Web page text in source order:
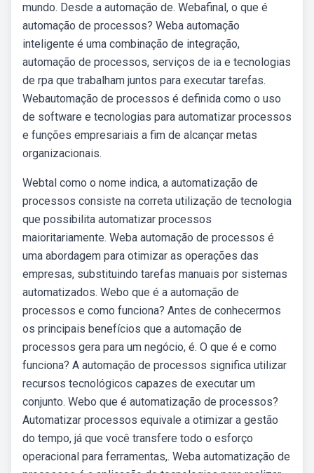
mundo. Desde a automação de. Webafinal, o que é
automação de processos? Weba automação
inteligente é uma combinação de integração,
automação de processos, serviços de ia e tecnologias
de rpa que trabalham juntos para executar tarefas.
Webautomação de processos é definida como o uso
de software e tecnologias para automatizar processos
e funções empresariais a fim de alcançar metas
organizacionais.
Webtal como o nome indica, a automatização de
processos consiste na correta utilização de tecnologia
que possibilita automatizar processos
maioritariamente. Weba automação de processos é
uma abordagem para otimizar as operações das
empresas, substituindo tarefas manuais por sistemas
automatizados. Webo que é a automação de
processos e como funciona? Antes de conhecermos
os principais benefícios que a automação de
processos gera para um negócio, é. O que é e como
funciona? A automação de processos significa utilizar
recursos tecnológicos capazes de executar um
conjunto. Webo que é automatização de processos?
Automatizar processos equivale a otimizar a gestão
do tempo, já que você transfere todo o esforço
operacional para ferramentas,. Weba automatização de